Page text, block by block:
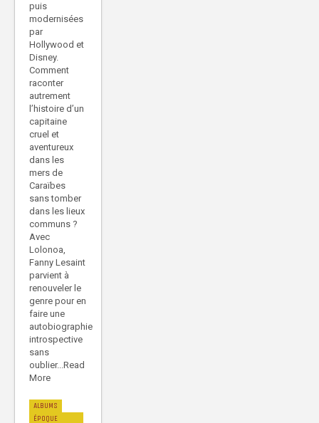
puis
modernisées
par
Hollywood et
Disney.
Comment
raconter
autrement
l’histoire d’un
capitaine
cruel et
aventureux
dans les
mers de
Caraïbes
sans tomber
dans les lieux
communs ?
Avec
Lolonoa,
Fanny Lesaint
parvient à
renouveler le
genre pour en
faire une
autobiographie
introspective
sans
oublier...Read
More
ALBUMS
ÉPOQUE